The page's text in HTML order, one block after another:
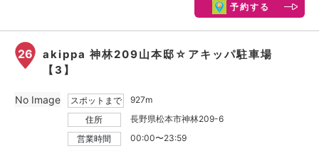
予約する
26
akippa 神林209山本邸☆アキッパ駐車場
【3】
スポットまで
927m
住所
長野県松本市神林209-6
営業時間
00:00〜23:59
No Image